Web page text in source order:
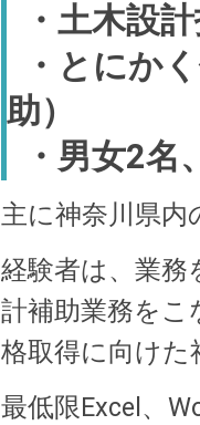
・土木設
・とにか
助）
・男女2名
主に神奈川県
経験者は、業務
計補助業務をこ
格取得に向けた
最低限Excel、